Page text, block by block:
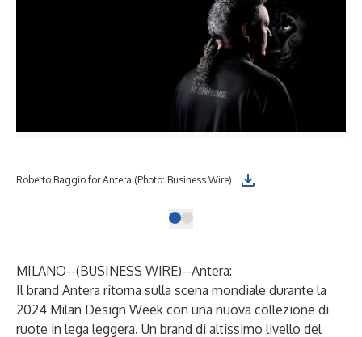
Roberto Baggio for Antera (Photo: Business Wire)
MILANO--(BUSINESS WIRE)--Antera:
Il brand Antera ritorna sulla scena mondiale durante la
2024 Milan Design Week con una nuova collezione di
ruote in lega leggera. Un brand di altissimo livello del